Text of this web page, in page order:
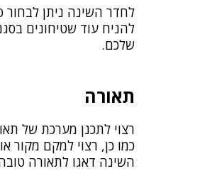
לחדר השינה ניתן לבחור
להניח עוד שטיחונים
שלכם.
תאורה
רצוי לתכנן מערכת של
כמו כן, רצוי למקם מקור
השינה דאגו לתאורה